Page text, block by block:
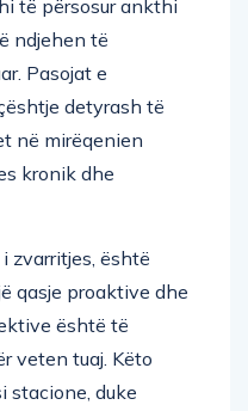
të përsosur ankthi
ndjehen të
Pasojat e
detyrash të
në mirëqenien
kronik dhe
zvarritjes, është
qasje proaktive dhe
është të
veten tuaj. Këto
stacione, duke